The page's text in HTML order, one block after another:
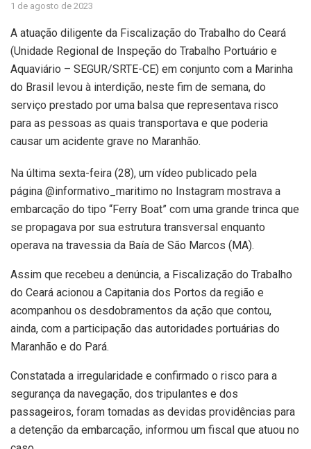
1 de agosto de 2023
A atuação diligente da Fiscalização do Trabalho do Ceará
(Unidade Regional de Inspeção do Trabalho Portuário e
Aquaviário – SEGUR/SRTE-CE) em conjunto com a Marinha
do Brasil levou à interdição, neste fim de semana, do
serviço prestado por uma balsa que representava risco
para as pessoas as quais transportava e que poderia
causar um acidente grave no Maranhão.
Na última sexta-feira (28), um vídeo publicado pela
página @informativo_maritimo no Instagram mostrava a
embarcação do tipo “Ferry Boat” com uma grande trinca que
se propagava por sua estrutura transversal enquanto
operava na travessia da Baía de São Marcos (MA).
Assim que recebeu a denúncia, a Fiscalização do Trabalho
do Ceará acionou a Capitania dos Portos da região e
acompanhou os desdobramentos da ação que contou,
ainda, com a participação das autoridades portuárias do
Maranhão e do Pará.
Constatada a irregularidade e confirmado o risco para a
segurança da navegação, dos tripulantes e dos
passageiros, foram tomadas as devidas providências para
a detenção da embarcação, informou um fiscal que atuou no